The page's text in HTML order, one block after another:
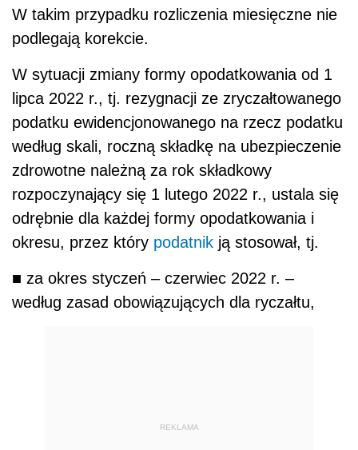
W takim przypadku rozliczenia miesięczne nie
podlegają korekcie.
W sytuacji zmiany formy opodatkowania od 1
lipca 2022 r., tj. rezygnacji ze zryczałtowanego
podatku ewidencjonowanego na rzecz podatku
według skali, roczną składkę na ubezpieczenie
zdrowotne należną za rok składkowy
rozpoczynający się 1 lutego 2022 r., ustala się
odrębnie dla każdej formy opodatkowania i
okresu, przez który podatnik ją stosował, tj.
■ za okres styczeń – czerwiec 2022 r. –
według zasad obowiązujących dla ryczałtu,
REKLAMA